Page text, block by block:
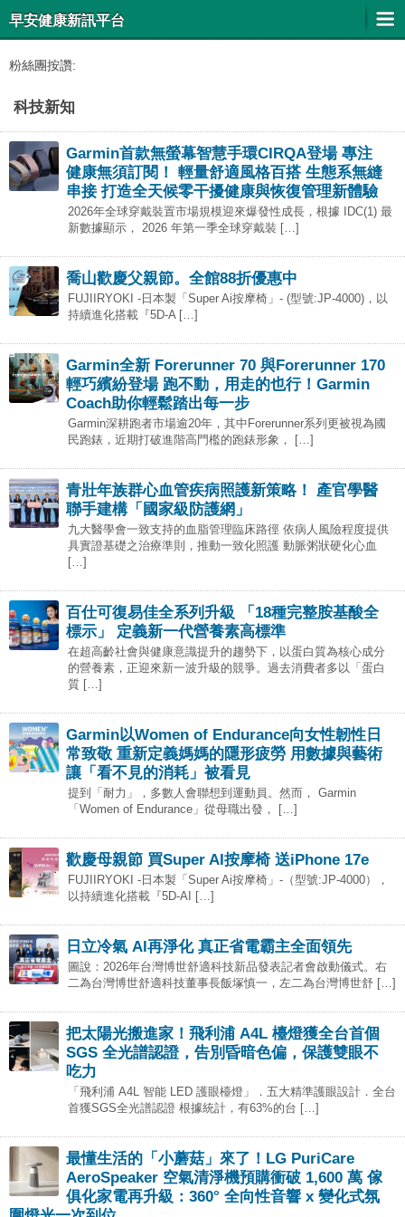
早安健康新訊平台
粉絲團按讚:
科技新知
Garmin首款無螢幕智慧手環CIRQA登場 專注
健康無須訂閱！ 輕量舒適風格百搭 生態系無縫
串接 打造全天候零干擾健康與恢復管理新體驗
2026年全球穿戴裝置市場規模迎來爆發性成長，根據 IDC(1) 最
新數據顯示， 2026 年第一季全球穿戴裝 […]
喬山歡慶父親節。全館88折優惠中
FUJIIRYOKI -日本製「Super Ai按摩椅」- (型號:JP-4000)，以
持續進化搭載『5D-A […]
Garmin全新 Forerunner 70 與Forerunner 170
輕巧繽紛登場 跑不動，用走的也行！Garmin
Coach助你輕鬆踏出每一步
Garmin深耕跑者市場逾20年，其中Forerunner系列更被視為國
民跑錶，近期打破進階高門檻的跑錶形象， […]
青壯年族群心血管疾病照護新策略！ 產官學醫
聯手建構「國家級防護網」
九大醫學會一致支持的血脂管理臨床路徑 依病人風險程度提供
具實證基礎之治療準則，推動一致化照護 動脈粥狀硬化心血
[…]
百仕可復易佳全系列升級 「18種完整胺基酸全
標示」 定義新一代營養素高標準
在超高齡社會與健康意識提升的趨勢下，以蛋白質為核心成分
的營養素，正迎來新一波升級的競爭。過去消費者多以「蛋白
質 […]
Garmin以Women of Endurance向女性韌性日
常致敬 重新定義媽媽的隱形疲勞 用數據與藝術
讓「看不見的消耗」被看見
提到「耐力」，多數人會聯想到運動員。然而， Garmin
「Women of Endurance」從母職出發， […]
歡慶母親節 買Super AI按摩椅 送iPhone 17e
FUJIIRYOKI -日本製「Super Ai按摩椅」-（型號:JP-4000），
以持續進化搭載『5D-AI […]
日立冷氣 AI再淨化 真正省電霸主全面領先
圖說：2026年台灣博世舒適科技新品發表記者會啟動儀式。右
二為台灣博世舒適科技董事長飯塚慎一，左二為台灣博世舒 […]
把太陽光搬進家！飛利浦 A4L 檯燈獲全台首個
SGS 全光譜認證，告別昏暗色偏，保護雙眼不
吃力
「飛利浦 A4L 智能 LED 護眼檯燈」．五大精準護眼設計．全台
首獲SGS全光譜認證 根據統計，有63%的台 […]
最懂生活的「小蘑菇」來了！LG PuriCare
AeroSpeaker 空氣清淨機預購衝破 1,600 萬 傢
俱化家電再升級：360° 全向性音響 x 變化式氛